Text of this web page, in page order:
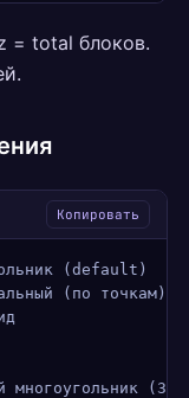
= total блоков.
Копировать
(default)
(по точкам)
(3D)